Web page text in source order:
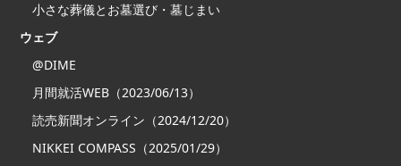
小さな葬儀とお墓選び・墓じまい
ウェブ
@DIME
月間就活WEB（2023/06/13）
読売新聞オンライン（2024/12/20）
NIKKEI COMPASS（2025/01/29）